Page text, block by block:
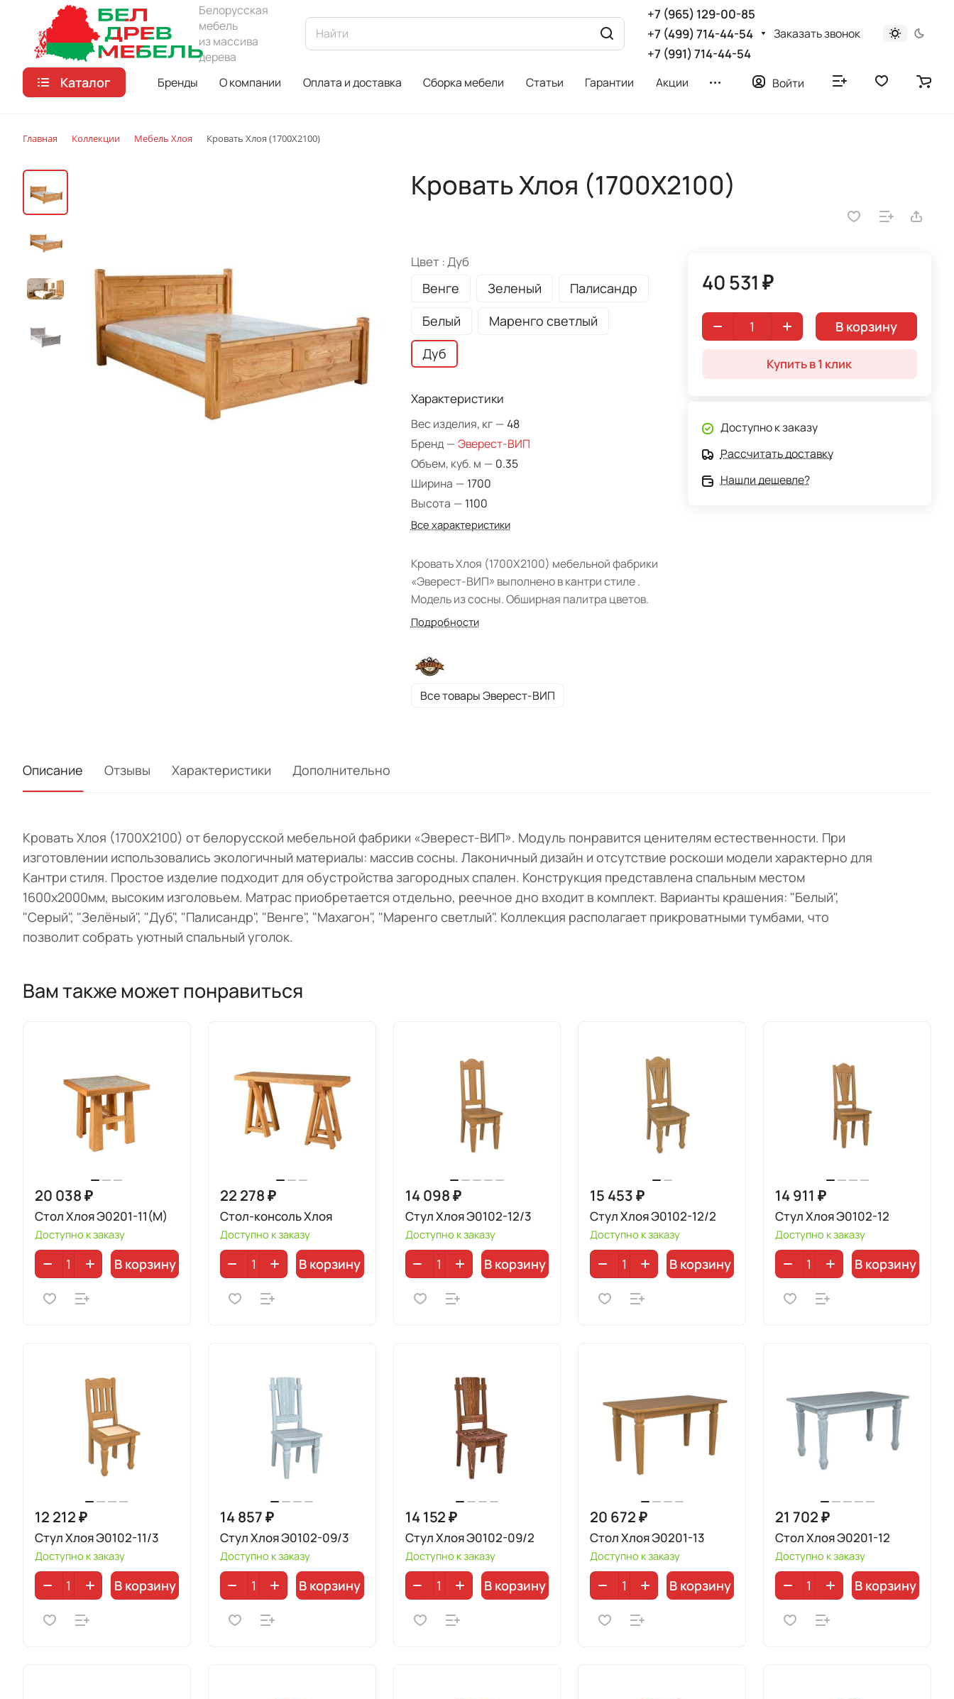
Белорусская
мебель
из массива
дерева
+7 (965) 129-00-85
+7 (499) 714-44-54
+7 (991) 714-44-54
Заказать звонок
Каталог Бренды О компании Оплата и доставка Сборка мебели Статьи Гарантии Акции Войти
Главная Коллекции Мебель Хлоя Кровать Хлоя (1700Х2100)
Кровать Хлоя (1700Х2100)
Цвет :Дуб
Венге Зеленый
Палисандр
Белый
Маренго светлый
Дуб
Характеристики
Вес изделия, кг —48
Бренд —Эверест-ВИП
Объем, куб. м — 0.35
Ширина — 1700
Высота — 1100
Все характеристики
Кровать Хлоя (1700Х2100) мебельной фабрики
«Эверест-ВИП» выполнено в кантри стиле .
Модель из сосны. Обширная палитра цветов.
Подробности
Все товары Эверест-ВИП
40 531 ₽
В корзину
Купить в 1 клик
Доступно к заказу
Рассчитать доставку
Нашли дешевле?
Описание Отзывы Характеристики Дополнительно
Кровать Хлоя (1700Х2100) от белорусской мебельной фабрики «Эверест-ВИП». Модуль понравится ценителям естественности. При
изготовлении использовались экологичный материалы: массив сосны. Лаконичный дизайн и отсутствие роскоши модели характерно для
Кантри стиля. Простое изделие подходит для обустройства загородных спален. Конструкция представлена спальным местом
1600х2000мм, высоким изголовьем. Матрас приобретается отдельно, реечное дно входит в комплект. Варианты крашения: "Белый",
"Серый", "Зелёный", "Дуб", "Палисандр", "Венге", "Махагон", "Маренго светлый". Коллекция располагает прикроватными тумбами, что
позволит собрать уютный спальный уголок.
Вам также может понравиться
20 038 ₽
Стол Хлоя Э0201-11(М)
Доступно к заказу
В корзину
22 278 ₽
Стол-консоль Хлоя
Доступно к заказу
В корзину
14 098 ₽
Стул Хлоя Э0102-12/3
Доступно к заказу
В корзину
15 453 ₽
Стул Хлоя Э0102-12/2
Доступно к заказу
В корзину
14 911 ₽
Стул Хлоя Э0102-12
Доступно к заказу
В корзину
12 212 ₽
Стул Хлоя Э0102-11/3
Доступно к заказу
В корзину
14 857 ₽
Стул Хлоя Э0102-09/3
Доступно к заказу
В корзину
14 152 ₽
Стул Хлоя Э0102-09/2
Доступно к заказу
В корзину
20 672 ₽
Стол Хлоя Э0201-13
Доступно к заказу
В корзину
21 702 ₽
Стол Хлоя Э0201-12
Доступно к заказу
В корзину